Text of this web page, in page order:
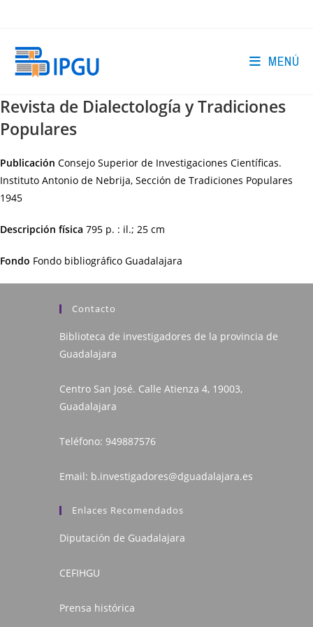
MENÚ
Revista de Dialectología y Tradiciones
Populares
Publicación Consejo Superior de Investigaciones Científicas.
Instituto Antonio de Nebrija, Sección de Tradiciones Populares
1945
Descripción física 795 p. : il.; 25 cm
Fondo Fondo bibliográfico Guadalajara
Contacto
Biblioteca de investigadores de la provincia de
Guadalajara
Centro San José. Calle Atienza 4, 19003,
Guadalajara
Teléfono: 949887576
Email: b.investigadores@dguadalajara.es
Enlaces Recomendados
Diputación de Guadalajara
CEFIHGU
Prensa histórica